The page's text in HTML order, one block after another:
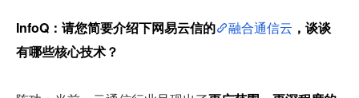
InfoQ：请您简要介绍下网易云信的 融合通信云 ，谈谈
有哪些核心技术？